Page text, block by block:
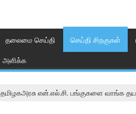
தலைமை செய்தி செய்தி சிறகுகள்
அளிக்க
தமிழகஅரசு என்.எல்.சி. பங்குகளை வாங்க